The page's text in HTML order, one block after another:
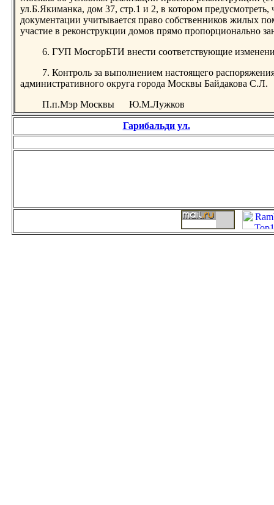
ул.Б.Якиманка, дом 37, стр.1 и 2, в котором предусмотреть,
документации учитывается право собственников жилых
участие в реконструкции домов прямо пропорционально
6. ГУП МосгорБТИ внести соответствующие
7. Контроль за выполнением настоящего
административного округа города Москвы Байдакова С.Л.
П.п.Мэр Москвы Ю.М.Лужков
Гарибальди ул.